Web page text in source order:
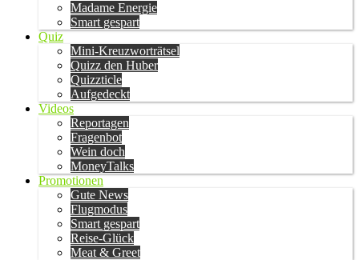
Madame Energie
Smart gespart
Quiz
Mini-Kreuzworträtsel
Quizz den Huber
Quizzticle
Aufgedeckt
Videos
Reportagen
Fragenbot
Wein doch
MoneyTalks
Promotionen
Gute News
Flugmodus
Smart gespart
Reise-Glück
Meat & Greet